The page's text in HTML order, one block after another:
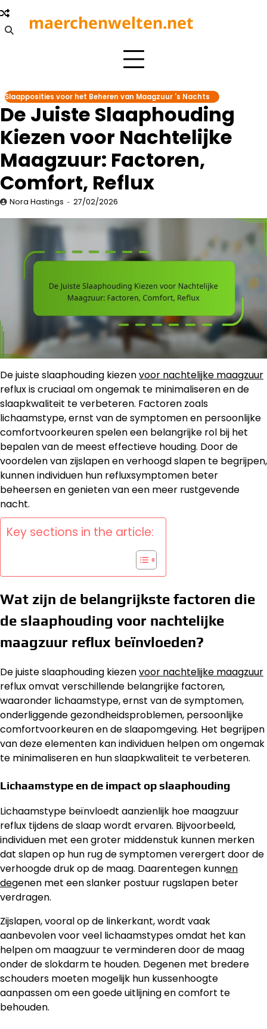
Skip
to
content
maerchenwelten.net
Slaapposities voor het Beheren van Maagzuur 's Nachts
De Juiste Slaaphouding
Kiezen voor Nachtelijke
Maagzuur: Factoren,
Comfort, Reflux
Nora Hastings 27/02/2026
De juiste slaaphouding kiezenvoor nachtelijke maagzuur
reflux is cruciaal om ongemak te minimaliseren en de
slaapkwaliteit te verbeteren. Factoren zoals
lichaamstype, ernst van de symptomen en persoonlijke
comfortvoorkeuren spelen een belangrijke rol bij het
bepalen van de meest effectieve houding. Door de
voordelen van zijslapen en verhoogd slapen te begrijpen,
kunnen individuen hun refluxsymptomen beter
beheersen en genieten van een meer rustgevende
nacht.
Key sections in the article:
Wat zijn de belangrijkste factoren die
de slaaphouding voor nachtelijke
maagzuur reflux beïnvloeden?
De juiste slaaphouding kiezenvoor nachtelijke maagzuur
reflux omvat verschillende belangrijke factoren,
waaronder lichaamstype, ernst van de symptomen,
onderliggende gezondheidsproblemen, persoonlijke
comfortvoorkeuren en de slaapomgeving. Het begrijpen
van deze elementen kan individuen helpen om ongemak
te minimaliseren en hun slaapkwaliteit te verbeteren.
Lichaamstype en de impact op slaaphouding
Lichaamstype beïnvloedt aanzienlijk hoe maagzuur
reflux tijdens de slaap wordt ervaren. Bijvoorbeeld,
individuen met een groter middenstuk kunnen merken
dat slapen op hun rug de symptomen verergert door de
verhoogde druk op de maag. Daarentegen kunnen
degenen met een slanker postuur rugslapen beter
verdragen.
Zijslapen, vooral op de linkerkant, wordt vaak
aanbevolen voor veel lichaamstypes omdat het kan
helpen om maagzuur te verminderen door de maag
onder de slokdarm te houden. Degenen met bredere
schouders moeten mogelijk hun kussenhoogte
aanpassen om een goede uitlijning en comfort te
behouden.